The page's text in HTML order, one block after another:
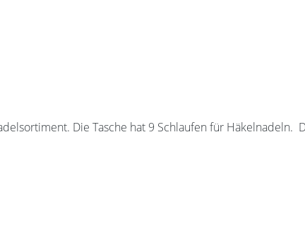
Die Tasche hat 9 Schlaufen für Häkelnadeln.